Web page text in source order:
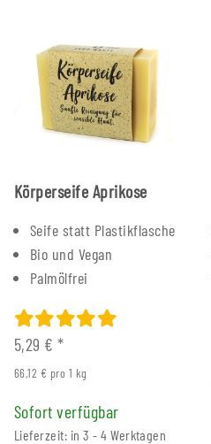
Körperseife Aprikose
Seife statt Plastikflasche
Bio und Vegan
Palmölfrei
5,29 €*
66,12 € pro 1 kg
Sofort verfügbar
Lieferzeit: in 3 - 4 Werktagen